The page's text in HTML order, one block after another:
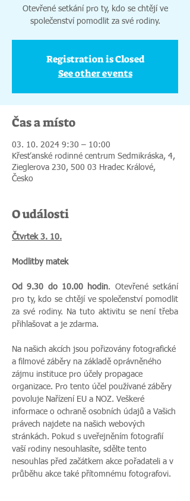
Otevřené setkání pro ty, kdo se chtějí ve
společenství pomodlit za své rodiny.
Registration is Closed
See other events
Čas a místo
03. 10. 2024 9:30 – 10:00
Křesťanské rodinné centrum Sedmikráska, 4,
Zieglerova 230, 500 03 Hradec Králové,
Česko
O události
Čtvrtek 3. 10.
Modlitby matek
Od 9.30 do 10.00 hodin. Otevřené setkání
pro ty, kdo se chtějí ve společenství pomodlit
za své rodiny. Na tuto aktivitu se není třeba
přihlašovat a je zdarma.
Na našich akcích jsou pořizovány fotografické
a filmové záběry na základě oprávněného
zájmu instituce pro účely propagace
organizace. Pro tento účel používané záběry
povoluje Nařízení EU a NOZ. Veškeré
informace o ochraně osobních údajů a Vašich
právech najdete na našich webových
stránkách. Pokud s uveřejněním fotografií
vaší rodiny nesouhlasíte, sdělte tento
nesouhlas před začátkem akce pořadateli a v
průběhu akce také přítomnému fotografovi.